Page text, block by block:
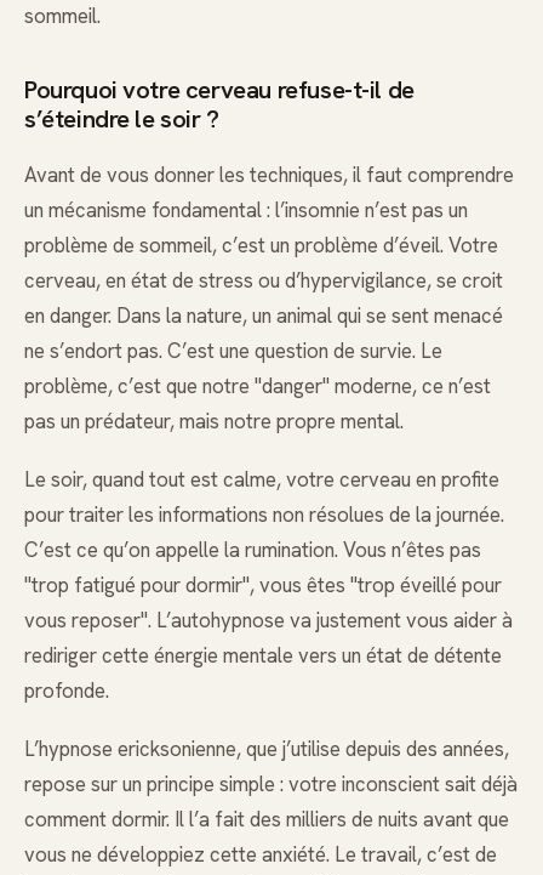
sommeil.
Pourquoi votre cerveau refuse-t-il de
s’éteindre le soir ?
Avant de vous donner les techniques, il faut comprendre
un mécanisme fondamental : l’insomnie n’est pas un
problème de sommeil, c’est un problème d’éveil. Votre
cerveau, en état de stress ou d’hypervigilance, se croit
en danger. Dans la nature, un animal qui se sent menacé
ne s’endort pas. C’est une question de survie. Le
problème, c’est que notre "danger" moderne, ce n’est
pas un prédateur, mais notre propre mental.
Le soir, quand tout est calme, votre cerveau en profite
pour traiter les informations non résolues de la journée.
C’est ce qu’on appelle la rumination. Vous n’êtes pas
"trop fatigué pour dormir", vous êtes "trop éveillé pour
vous reposer". L’autohypnose va justement vous aider à
rediriger cette énergie mentale vers un état de détente
profonde.
L’hypnose ericksonienne, que j’utilise depuis des années,
repose sur un principe simple : votre inconscient sait déjà
comment dormir. Il l’a fait des milliers de nuits avant que
vous ne développiez cette anxiété. Le travail, c’est de